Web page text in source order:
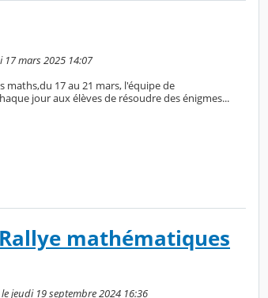
17 mars 2025 14:07
maths,du 17 au 21 mars, l'équipe de
jour aux élèves de résoudre des énigmes...
mathématiques
jeudi 19 septembre 2024 16:36